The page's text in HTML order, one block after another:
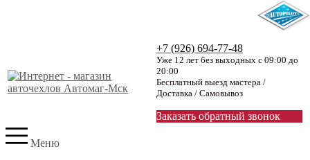
+7 (926) 694-77-48
Уже 12 лет без выходных с 09:00 до
20:00
Бесплатный выезд мастера /
Доставка / Самовывоз
Заказать обратный звонок
Меню